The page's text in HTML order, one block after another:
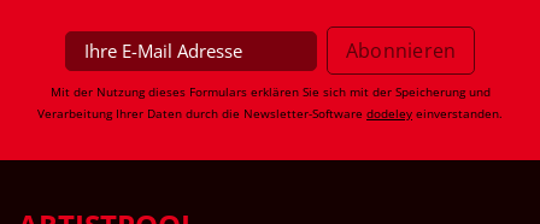
Mit der Nutzung dieses Formulars erklären Sie sich mit der Speicherung und
Verarbeitung Ihrer Daten durch die Newsletter-Software dodeley einverstanden.